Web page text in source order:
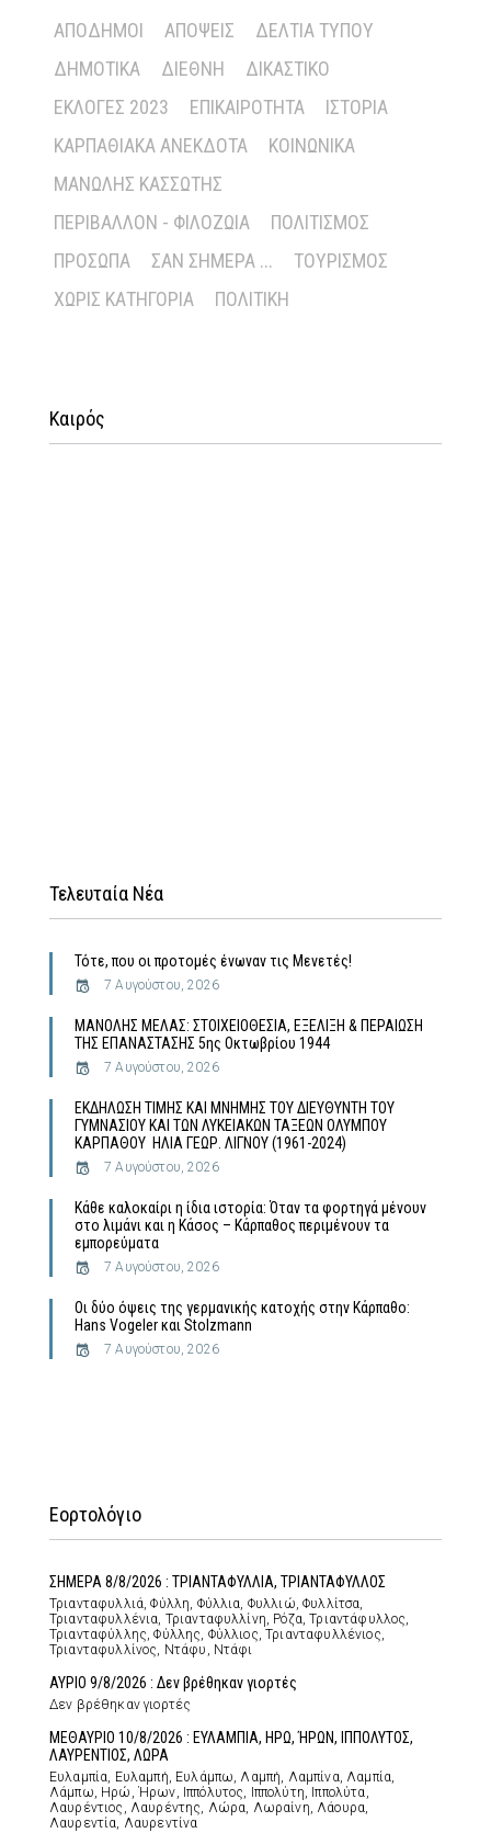
ΑΠΌΔΗΜΟΙ
ΑΠΌΨΕΙΣ
ΔΕΛΤΊΑ ΤΎΠΟΥ
ΔΗΜΟΤΙΚΆ
ΔΙΕΘΝΉ
ΔΙΚΑΣΤΙΚΌ
ΕΚΛΟΓΈΣ 2023
ΕΠΙΚΑΙΡΌΤΗΤΑ
ΙΣΤΟΡΊΑ
ΚΑΡΠΑΘΙΑΚΆ ΑΝΈΚΔΟΤΑ
ΚΟΙΝΩΝΙΚΆ
ΜΑΝΏΛΗΣ ΚΑΣΣΏΤΗΣ
ΠΕΡΙΒΆΛΛΟΝ - ΦΙΛΟΖΩΊΑ
ΠΟΛΙΤΙΣΜΌΣ
ΠΡΌΣΩΠΑ
ΣΑΝ ΣΉΜΕΡΑ ...
ΤΟΥΡΙΣΜΌΣ
ΧΩΡΊΣ ΚΑΤΗΓΟΡΊΑ
ΠΟΛΙΤΙΚΉ
Καιρός
Τελευταία Νέα
Τότε, που οι προτομές ένωναν τις Μενετές!
7 Αυγούστου, 2026
MΑΝΟΛΗΣ ΜΕΛΑΣ: ΣΤΟΙΧΕΙΟΘΕΣΙΑ, ΕΞΕΛΙΞΗ & ΠΕΡΑΙΩΣΗ
ΤΗΣ ΕΠΑΝΑΣΤΑΣΗΣ 5ης Οκτωβρίου 1944
7 Αυγούστου, 2026
ΕΚΔΗΛΩΣΗ ΤΙΜΗΣ ΚΑΙ ΜΝΗΜΗΣ ΤΟΥ ΔΙΕΥΘΥΝΤΗ ΤΟΥ
ΓΥΜΝΑΣΙΟΥ ΚΑΙ ΤΩΝ ΛΥΚΕΙΑΚΩΝ ΤΑΞΕΩΝ ΟΛΥΜΠΟΥ
ΚΑΡΠΑΘΟΥ ΗΛΙΑ ΓΕΩΡ. ΛΙΓΝΟΥ (1961-2024)
7 Αυγούστου, 2026
Κάθε καλοκαίρι η ίδια ιστορία: Όταν τα φορτηγά μένουν
στο λιμάνι και η Κάσος – Κάρπαθος περιμένουν τα
εμπορεύματα
7 Αυγούστου, 2026
Οι δύο όψεις της γερμανικής κατοχής στην Κάρπαθο:
Hans Vogeler και Stolzmann
7 Αυγούστου, 2026
Εορτολόγιο
ΣΗΜΕΡΑ 8/8/2026 : ΤΡΙΑΝΤΑΦΥΛΛΙΑ, ΤΡΙΑΝΤΑΦΥΛΛΟΣ
Τριανταφυλλιά, Φύλλη, Φύλλια, Φυλλιώ, Φυλλίτσα,
Τριανταφυλλένια, Τριανταφυλλίνη, Ρόζα, Τριαντάφυλλος,
Τριανταφύλλης, Φύλλης, Φύλλιος, Τριανταφυλλένιος,
Τριανταφυλλίνος, Ντάφυ, Ντάφι
ΑΥΡΙΟ 9/8/2026 : Δεν βρέθηκαν γιορτές
Δεν βρέθηκαν γιορτές
ΜΕΘΑΥΡΙΟ 10/8/2026 : ΕΥΛΑΜΠΙΑ, ΗΡΩ, ΉΡΩΝ, ΙΠΠΟΛΥΤΟΣ,
ΛΑΥΡΕΝΤΙΟΣ, ΛΩΡΑ
Ευλαμπία, Ευλαμπή, Ευλάμπω, Λαμπή, Λαμπίνα, Λαμπία,
Λάμπω, Ηρώ, Ήρων, Ιππόλυτος, Ιππολύτη, Ιππολύτα,
Λαυρέντιος, Λαυρέντης, Λώρα, Λωραίνη, Λάουρα,
Λαυρεντία, Λαυρεντίνα